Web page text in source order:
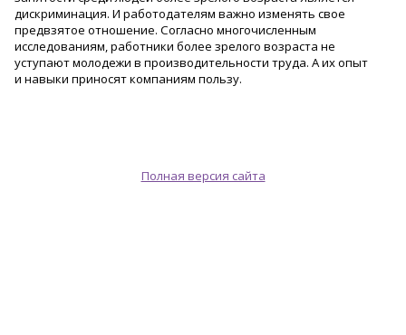
дискриминация. И работодателям важно изменять свое
предвзятое отношение. Согласно многочисленным
исследованиям, работники более зрелого возраста не
уступают молодежи в производительности труда. А их опыт
и навыки приносят компаниям пользу.
Полная версия сайта